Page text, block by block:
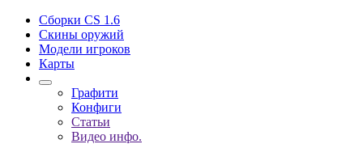
Сборки CS 1.6
Скины оружий
Модели игроков
Карты
Графити
Конфиги
Статьи
Видео инфо.